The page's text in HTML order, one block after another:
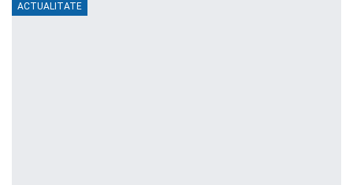
ACTUALITATE